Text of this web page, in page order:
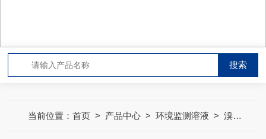
当前位置：首页 > 产品中心 >环境监测溶液 >溴酸盐溶液标准物质